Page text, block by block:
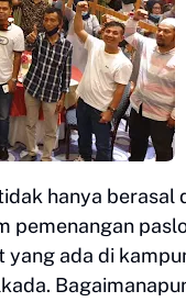
hanya berasal
pemenangan
ada di